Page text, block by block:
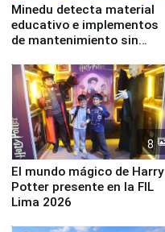
Minedu detecta material
educativo e implementos
de mantenimiento sin
la UGEL 2
8
El mundo mágico de Harry
Potter presente en la FIL
Lima 2026